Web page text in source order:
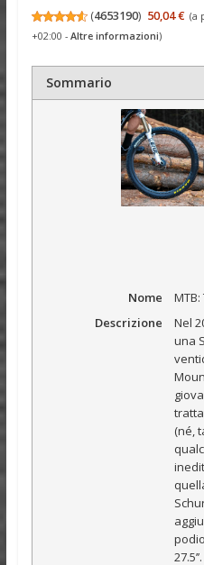
(4653190) 50,04 € (a
+02:00 - Altre informazioni)
Sommario
Nome
Descrizione
Nel
una
(né,
27.5’’.